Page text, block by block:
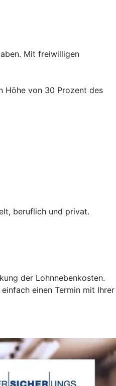
Mit freiwilligen
Höhe von 30 Prozent des
beruflich und privat.
der Lohnnebenkosten.
einen Termin mit Ihrer